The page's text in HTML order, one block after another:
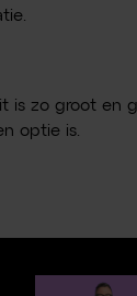
is zo groot en
optie is.